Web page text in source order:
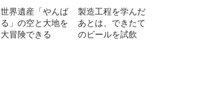
世界遺産「やんば
る」の空と大地を
大冒険できる
製造工程を学んだ
あとは、できたて
のビールを試飲